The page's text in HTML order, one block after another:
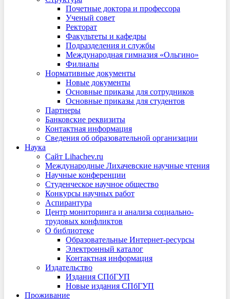
Почетные доктора и профессора
Ученый совет
Ректорат
Факультеты и кафедры
Подразделения и службы
Международная гимназия «Ольгино»
Филиалы
Нормативные документы
Новые документы
Основные приказы для сотрудников
Основные приказы для студентов
Партнеры
Банковские реквизиты
Контактная информация
Сведения об образовательной организации
Наука
Сайт Lihachev.ru
Международные Лихачевские научные чтения
Научные конференции
Студенческое научное общество
Конкурсы научных работ
Аспирантура
Центр мониторинга и анализа социально-
трудовых конфликтов
О библиотеке
Образовательные Интернет-ресурсы
Электронный каталог
Контактная информация
Издательство
Издания СПбГУП
Новые издания СПбГУП
Проживание